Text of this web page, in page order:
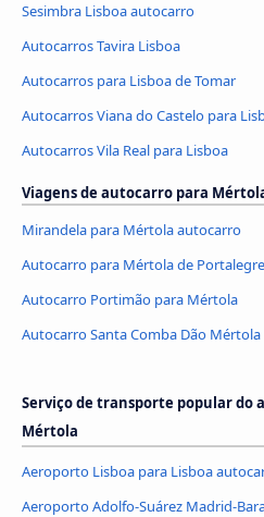
Sesimbra Lisboa autocarro
Autocarros Tavira Lisboa
Autocarros para Lisboa de Tomar
Autocarros Viana do Castelo para
Autocarros Vila Real para Lisboa
Viagens de autocarro para
Mirandela para Mértola autocarro
Autocarro para Mértola de Portalegre
Autocarro Portimão para Mértola
Autocarro Santa Comba Dão Mértola
Serviço de transporte popular do
Mértola
Aeroporto Lisboa para Lisboa
Aeroporto Adolfo-Suárez Madrid-